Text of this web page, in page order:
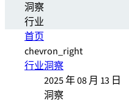
洞察
行业
首页
chevron_right
行业洞察
2025 年 08 月 13 日
洞察